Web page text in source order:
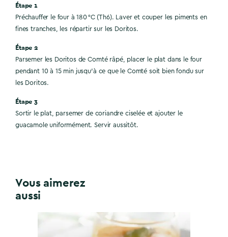
Étape 1
Préchauffer le four à 180 °C (Th6). Laver et couper les piments en
fines tranches, les répartir sur les Doritos.
Étape 2
Parsemer les Doritos de Comté râpé, placer le plat dans le four
pendant 10 à 15 min jusqu'à ce que le Comté soit bien fondu sur
les Doritos.
Étape 3
Sortir le plat, parsemer de coriandre ciselée et ajouter le
guacamole uniformément. Servir aussitôt.
Vous aimerez
aussi